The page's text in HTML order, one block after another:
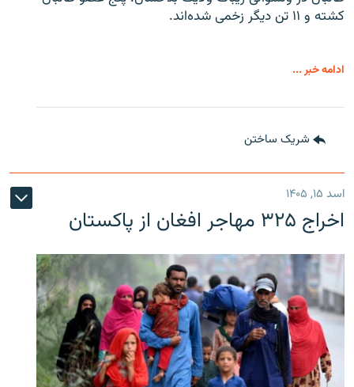
کشته و ۱۱ تن دیگر زخمی شده‌اند.
ادامه خبر ...
شریک ساختن
اسد ۱۵, ۱۴۰۵
اخراج ۳۲۵ مهاجر افغان از پاکستان